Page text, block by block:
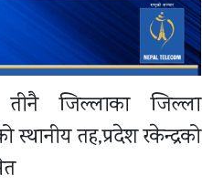
जिल्लाका जिल्ला
तह,प्रदेश रकेन्द्रको